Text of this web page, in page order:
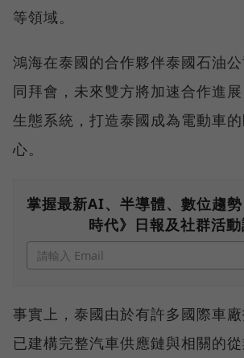
等領域。
鴻海在泰國的合作夥伴泰國石油
同拜會，未來雙方將加速合作進
生態系統，打造泰國成為電動車
心。
掌握最新AI、半導體、數位趨
時代》日報及社群活
事實上，泰國由於有許多國際車
已建構完整汽車供應鏈與相關的